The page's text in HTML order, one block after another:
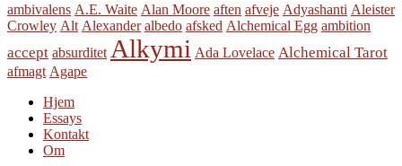
ambivalens A.E. Waite Alan Moore aften afveje Adyashanti Aleister
Crowley Alt Alexander albedo afsked Alchemical Egg ambition
accept absurditet Alkymi Ada Lovelace Alchemical Tarot
afmagt Agape
Hjem
Essays
Kontakt
Om